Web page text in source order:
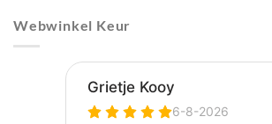
Webwinkel Keur